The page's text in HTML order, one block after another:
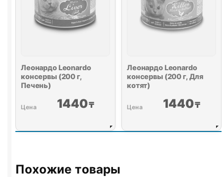
Леонардо Leonardo
консервы (200 г,
Печень)
1440₸
Леонардо Leonardo
консервы (200 г, Для
котят)
1440₸
Похожие товары